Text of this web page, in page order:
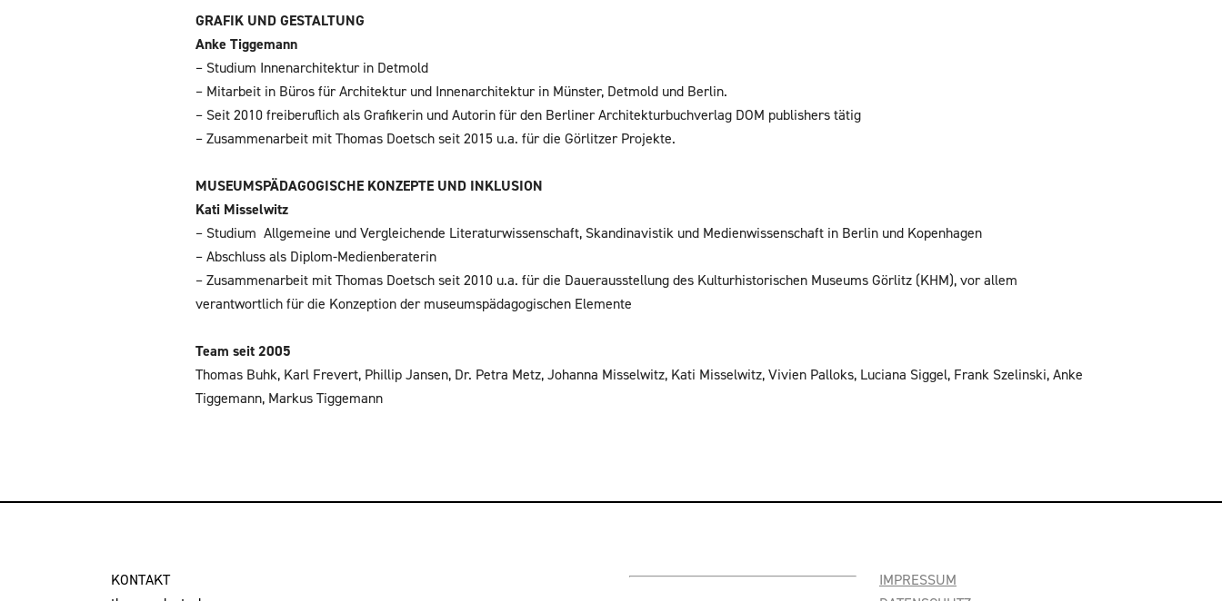
GRAFIK UND GESTALTUNG
Anke Tiggemann
– Studium Innenarchitektur in Detmold
– Mitarbeit in Büros für Architektur und Innenarchitektur in Münster, Detmold und Berlin.
– Seit 2010 freiberuflich als Grafikerin und Autorin für den Berliner Architekturbuchverlag DOM publishers tätig
– Zusammenarbeit mit Thomas Doetsch seit 2015 u.a. für die Görlitzer Projekte.
MUSEUMSPÄDAGOGISCHE KONZEPTE UND INKLUSION
Kati Misselwitz
– Studium Allgemeine und Vergleichende Literaturwissenschaft, Skandinavistik und Medienwissenschaft in Berlin und ­Kopenhagen
– Abschluss als Diplom-Medienberaterin
– Zusammenarbeit mit Thomas Doetsch seit 2010 u.a. für die Dauerausstellung des Kulturhistorischen Museums Görlitz (KHM), vor allem
verantwortlich für die Konzeption der museumspädagogischen Elemente
Team seit 2005
Thomas Buhk, Karl Frevert, Phillip Jansen, Dr. Petra Metz, Johanna Misselwitz, Kati Misselwitz, Vivien Palloks, Luciana Siggel, Frank Szelinski, Anke
Tiggemann, Markus Tiggemann
KONTAKT
IMPRESSUM